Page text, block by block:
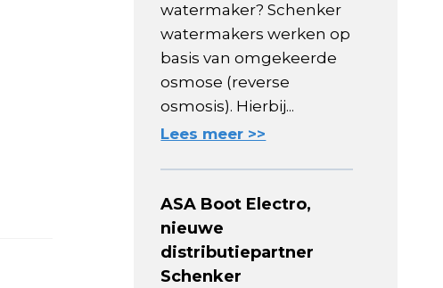
watermaker? Schenker
watermakers werken op
basis van omgekeerde
osmose (reverse
osmosis). Hierbij...
Lees meer >>
ASA Boot Electro,
nieuwe
distributiepartner
Schenker